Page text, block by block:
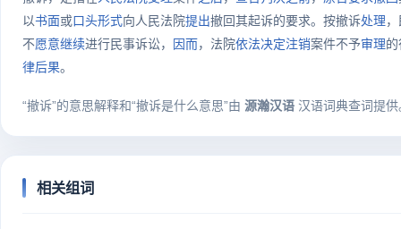
以书面或口头形式向人民法院提出撤回其起诉的要求。按撤诉处理
不愿意继续进行民事诉讼， 因而，法院依法决定注销案件不予审理
律后果。
“撤诉”的意思解释和“撤诉是什么意思”由 源瀚汉语 汉语词典查词提供
相关组词